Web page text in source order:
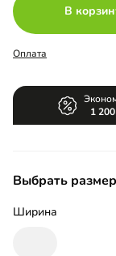
В
Оплата
1 200
Выбрать
Ширина